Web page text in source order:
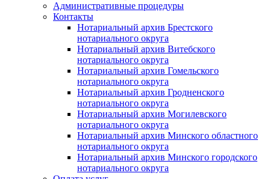
Административные процедуры
Контакты
Нотариальный архив Брестского
нотариального округа
Нотариальный архив Витебского
нотариального округа
Нотариальный архив Гомельского
нотариального округа
Нотариальный архив Гродненского
нотариального округа
Нотариальный архив Могилевского
нотариального округа
Нотариальный архив Минского областного
нотариального округа
Нотариальный архив Минского городского
нотариального округа